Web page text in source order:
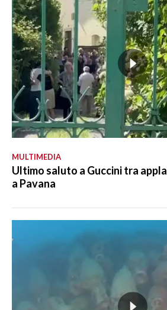
MULTIMEDIA
Ultimo saluto a Guccini tra
a Pavana